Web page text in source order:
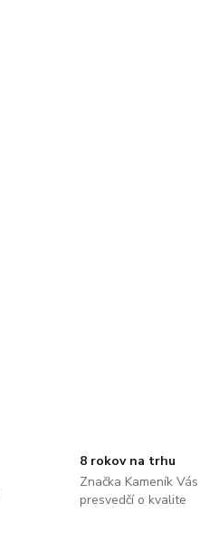
8 rokov na trhu
Značka Kameník Vás
presvedčí o kvalite